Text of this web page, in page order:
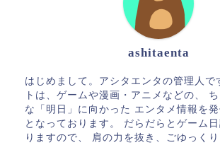
ashitaenta
はじめまして。アシタエンタの管理人で
トは、ゲームや漫画・アニメなどの、
な「明日」に向かった エンタメ情報を
となっております。 だらだらとゲーム
りますので、 肩の力を抜き、ごゆっく